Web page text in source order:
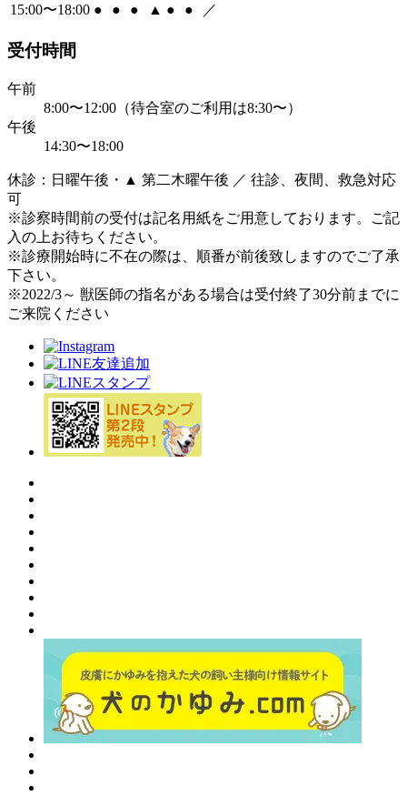
15:00〜18:00 ● ● ● ▲ ● ● ／
受付時間
午前
8:00〜12:00（待合室のご利用は8:30〜）
午後
14:30〜18:00
休診：日曜午後・▲ 第二木曜午後 ／ 往診、夜間、救急対応
可
※診察時間前の受付は記名用紙をご用意しております。ご記
入の上お待ちください。
※診療開始時に不在の際は、順番が前後致しますのでご了承
下さい。
※2022/3～ 獣医師の指名がある場合は受付終了30分前までに
ご来院ください